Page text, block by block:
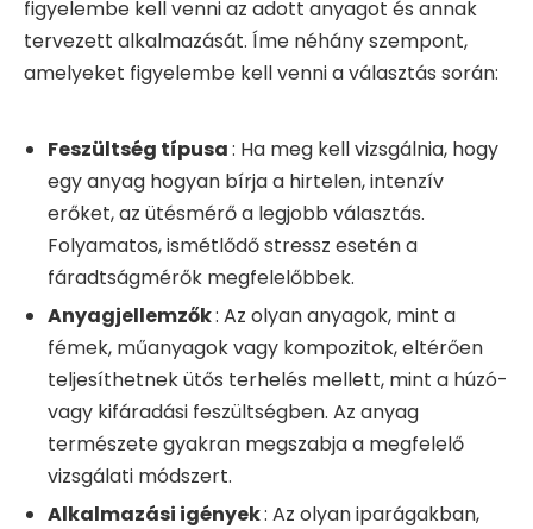
figyelembe kell venni az adott anyagot és annak
tervezett alkalmazását. Íme néhány szempont,
amelyeket figyelembe kell venni a választás során:
Feszültség típusa: Ha meg kell vizsgálnia, hogy
egy anyag hogyan bírja a hirtelen, intenzív
erőket, az ütésmérő a legjobb választás.
Folyamatos, ismétlődő stressz esetén a
fáradtságmérők megfelelőbbek.
Anyagjellemzők: Az olyan anyagok, mint a
fémek, műanyagok vagy kompozitok, eltérően
teljesíthetnek ütős terhelés mellett, mint a húzó-
vagy kifáradási feszültségben. Az anyag
természete gyakran megszabja a megfelelő
vizsgálati módszert.
Alkalmazási igények: Az olyan iparágakban,